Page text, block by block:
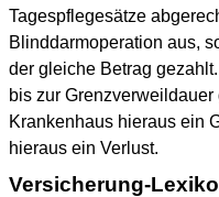
Tagespflegesätze
Blinddarmoperation aus,
der gleiche Betrag
bis zur
Krankenhaus hieraus ein
hieraus ein Verlust.
Versicherung-